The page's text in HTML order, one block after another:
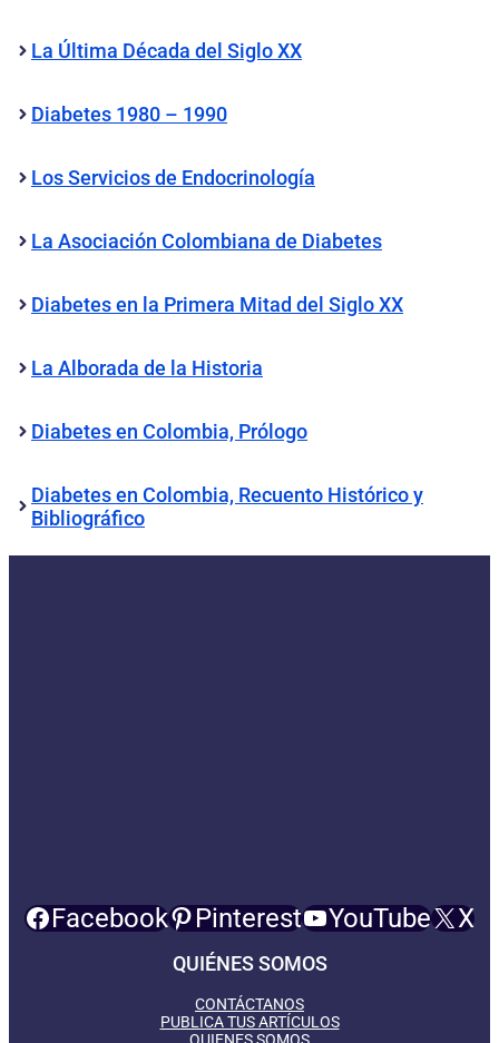
La Última Década del Siglo XX
Diabetes 1980 – 1990
Los Servicios de Endocrinología
La Asociación Colombiana de Diabetes
Diabetes en la Primera Mitad del Siglo XX
La Alborada de la Historia
Diabetes en Colombia, Prólogo
Diabetes en Colombia, Recuento Histórico y
Bibliográfico
Facebook Pinterest YouTube X
QUIÉNES SOMOS
CONTÁCTANOS
PUBLICA TUS ARTÍCULOS
QUIENES SOMOS